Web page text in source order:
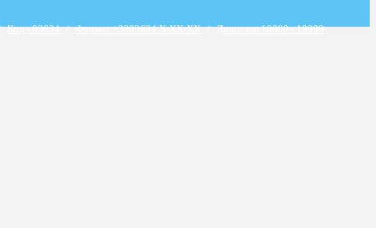
Код - 03634 / Формат +3803634 X-XX-XX / Диапазон 10000 - 19999